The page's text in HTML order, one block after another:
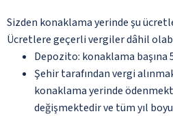
Sizden konaklama yerinde şu
Ücretlere geçerli vergiler dâhil
Depozito: konaklama başına
Şehir tarafından vergi
konaklama yerinde
değişmektedir ve tüm yıl